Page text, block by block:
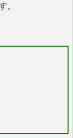
。